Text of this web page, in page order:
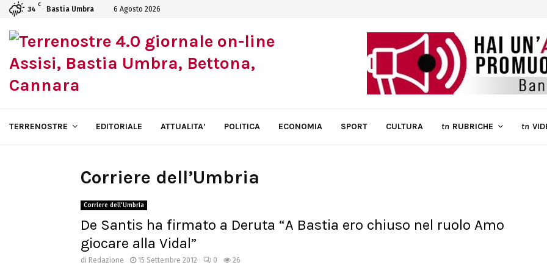
34
C
Bastia Umbra 6 Agosto 2026
TERRENOSTRE EDITORIALE ATTUALITA’ POLITICA ECONOMIA SPORT CULTURA tn RUBRICHE tn
Corriere dell’Umbria
Corriere dell'Umbria
De Santis ha firmato a Deruta “A Bastia ero chiuso nel ruolo Amo
giocare alla Vidal”
di Redazione 15 Settembre 2012 0 26